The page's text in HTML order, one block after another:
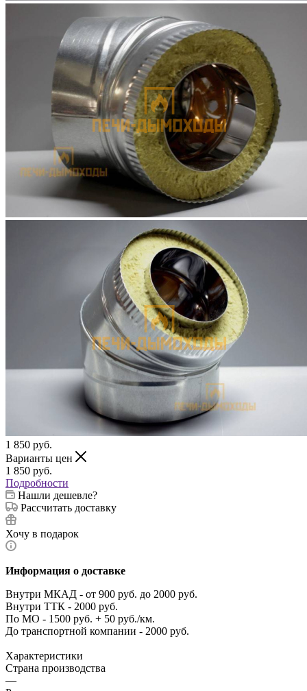
1 850 руб.
Варианты цен
1 850 руб.
Подробности
Нашли дешевле?
Рассчитать доставку
Хочу в подарок
Информация о доставке
Внутри МКАД - от 900 руб. до 2000 руб.
Внутри ТТК - 2000 руб.
По МО - 1500 руб. + 50 руб./км.
До транспортной компании - 2000 руб.
Характеристики
Страна производства
—